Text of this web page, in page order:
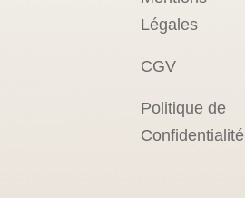
Légales
CGV
Politique de
Confidentialité